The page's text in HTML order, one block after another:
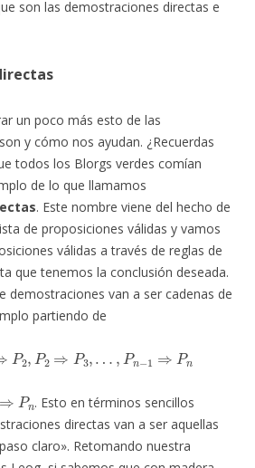
son las demostraciones directas e
un poco más esto de las
y cómo nos ayudan. ¿Recuerdas
todos los Blorgs verdes comían
de lo que llamamos
. Este nombre viene del hecho de
de proposiciones válidas y vamos
válidas a través de reglas de
que tenemos la conclusión deseada.
demostraciones van a ser cadenas de
partiendo de
,P ⇒ …, ⇒
n
. Esto en términos sencillos
directas van a ser aquellas
claro». Retomando nuestra